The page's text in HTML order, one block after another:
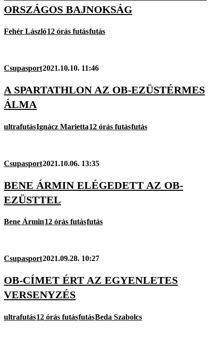
ORSZÁGOS BAJNOKSÁG
Fehér László12 órás futásfutás
Csupasport2021.10.10. 11:46
A SPARTATHLON AZ OB-EZÜSTÉRMES
ÁLMA
ultrafutásIgnácz Marietta12 órás futásfutás
Csupasport2021.10.06. 13:35
BENE ÁRMIN ELÉGEDETT AZ OB-
EZÜSTTEL
Bene Ármin12 órás futásfutás
Csupasport2021.09.28. 10:27
OB-CÍMET ÉRT AZ EGYENLETES
VERSENYZÉS
ultrafutás12 órás futásfutásBeda Szabolcs